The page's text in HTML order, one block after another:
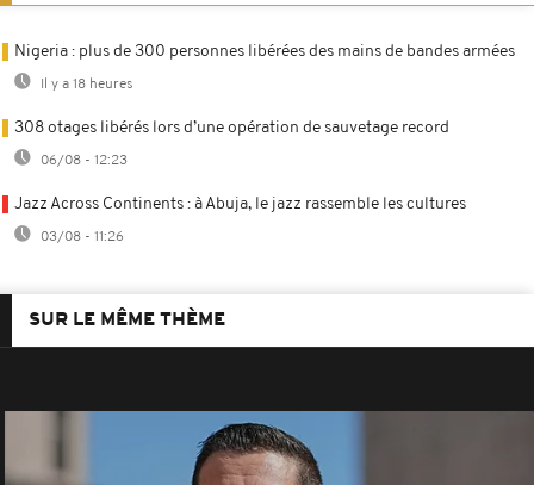
Nigeria : plus de 300 personnes libérées des mains de bandes armées
Il y a 18 heures
308 otages libérés lors d’une opération de sauvetage record
06/08 - 12:23
Jazz Across Continents : à Abuja, le jazz rassemble les cultures
03/08 - 11:26
SUR LE MÊME THÈME